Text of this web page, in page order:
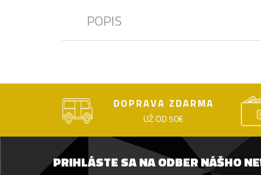
POPIS
DOPRAVA ZDARMA
UŽ OD 50€
PRIHLÁSTE SA NA ODBER NÁŠHO